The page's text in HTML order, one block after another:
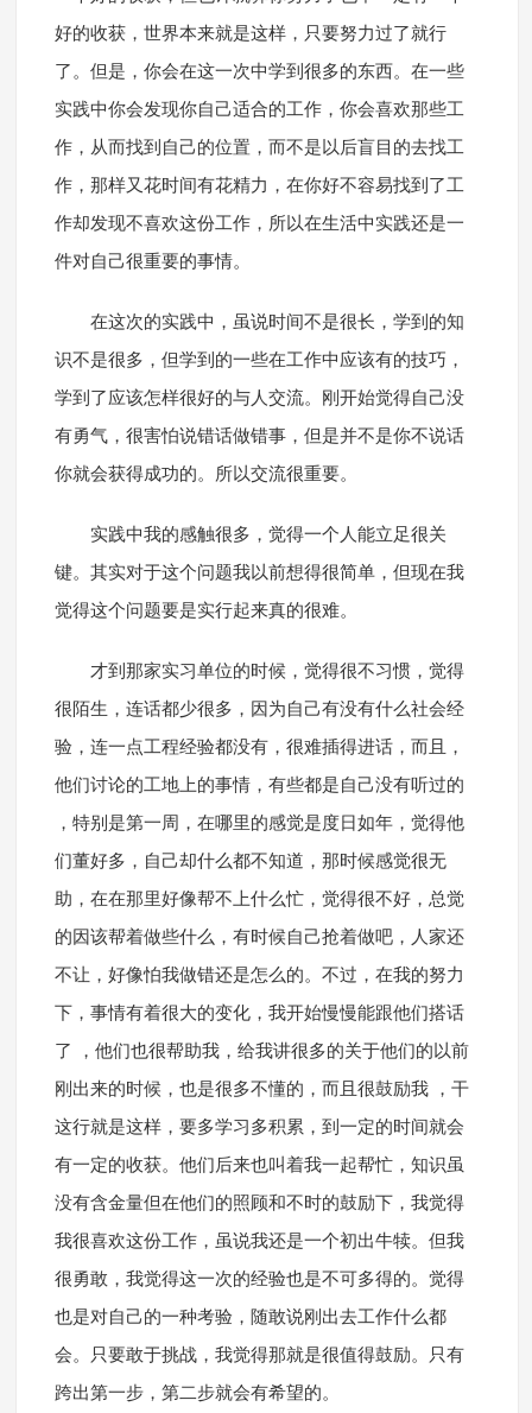
好的收获，世界本来就是这样，只要努力过了就行
了。但是，你会在这一次中学到很多的东西。在一些
实践中你会发现你自己适合的工作，你会喜欢那些工
作，从而找到自己的位置，而不是以后盲目的去找工
作，那样又花时间有花精力，在你好不容易找到了工
作却发现不喜欢这份工作，所以在生活中实践还是一
件对自己很重要的事情。
在这次的实践中，虽说时间不是很长，学到的知
识不是很多，但学到的一些在工作中应该有的技巧，
学到了应该怎样很好的与人交流。刚开始觉得自己没
有勇气，很害怕说错话做错事，但是并不是你不说话
你就会获得成功的。所以交流很重要。
实践中我的感触很多，觉得一个人能立足很关
键。其实对于这个问题我以前想得很简单，但现在我
觉得这个问题要是实行起来真的很难。
才到那家实习单位的时候，觉得很不习惯，觉得
很陌生，连话都少很多，因为自己有没有什么社会经
验，连一点工程经验都没有，很难插得进话，而且，
他们讨论的工地上的事情，有些都是自己没有听过的
，特别是第一周，在哪里的感觉是度日如年，觉得他
们董好多，自己却什么都不知道，那时候感觉很无
助，在在那里好像帮不上什么忙，觉得很不好，总觉
的因该帮着做些什么，有时候自己抢着做吧，人家还
不让，好像怕我做错还是怎么的。不过，在我的努力
下，事情有着很大的变化，我开始慢慢能跟他们搭话
了 ，他们也很帮助我，给我讲很多的关于他们的以前
刚出来的时候，也是很多不懂的，而且很鼓励我 ，干
这行就是这样，要多学习多积累，到一定的时间就会
有一定的收获。他们后来也叫着我一起帮忙，知识虽
没有含金量但在他们的照顾和不时的鼓励下，我觉得
我很喜欢这份工作，虽说我还是一个初出牛犊。但我
很勇敢，我觉得这一次的经验也是不可多得的。觉得
也是对自己的一种考验，随敢说刚出去工作什么都
会。只要敢于挑战，我觉得那就是很值得鼓励。只有
跨出第一步，第二步就会有希望的。